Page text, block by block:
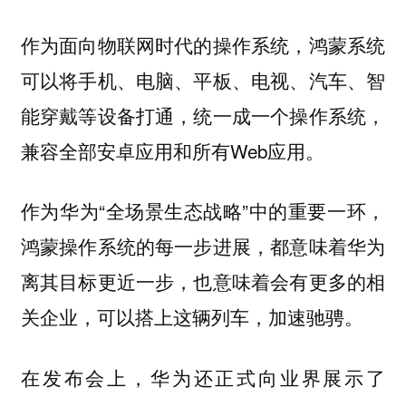
作为面向物联网时代的操作系统，鸿蒙系统
可以将手机、电脑、平板、电视、汽车、智
能穿戴等设备打通，统一成一个操作系统，
兼容全部安卓应用和所有Web应用。
作为华为“全场景生态战略”中的重要一环，
鸿蒙操作系统的每一步进展，都意味着华为
离其目标更近一步，也意味着会有更多的相
关企业，可以搭上这辆列车，加速驰骋。
在发布会上，华为还正式向业界展示了